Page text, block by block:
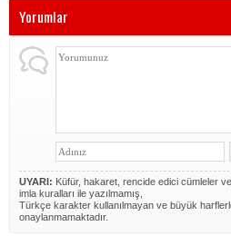
Yorumlar
UYARI: Küfür, hakaret, rencide edici cümleler
imla kuralları ile yazılmamış,
Türkçe karakter kullanılmayan ve büyük
onaylanmamaktadır.